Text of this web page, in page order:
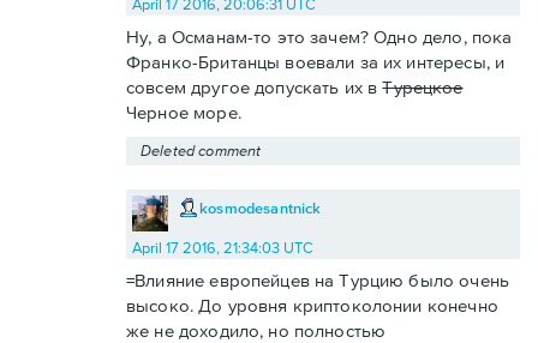
April 17 2016, 20:06:31 UTC
Ну, а Османам-то это зачем? Одно дело, пока
Франко-Британцы воевали за их интересы, и
совсем другое допускать их вТурецкое
Черное море.
Deleted comment
kosmodesantnick
April 17 2016, 21:34:03 UTC
=Влияние европейцев на Турцию было очень
высоко. До уровня криптоколонии конечно
же не доходило, но полностью